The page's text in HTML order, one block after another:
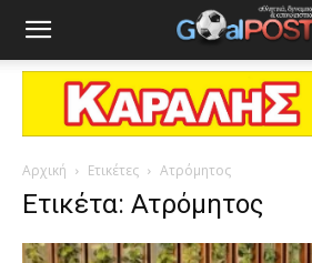
Αρχική Ετικέτες Ατρόμητος
Ετικέτα: Ατρόμητος